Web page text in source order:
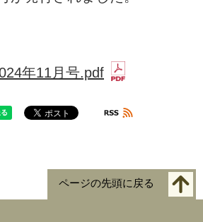
年11月号.pdf
ページの先頭に戻る